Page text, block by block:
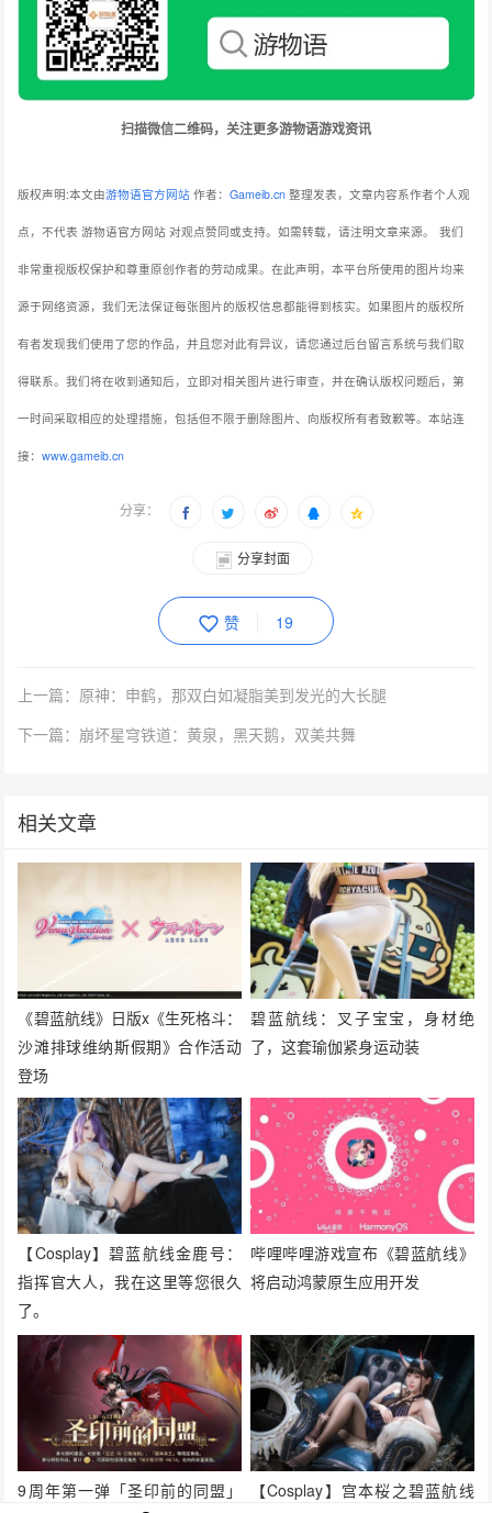
扫描微信二维码，关注更多游物语游戏资讯
版权声明:本文由游物语官方网站 作者：Gameib.cn 整理发表，文章内容系作者个人观
点，不代表 游物语官方网站 对观点赞同或支持。如需转载，请注明文章来源。 我们
非常重视版权保护和尊重原创作者的劳动成果。在此声明，本平台所使用的图片均来
源于网络资源，我们无法保证每张图片的版权信息都能得到核实。如果图片的版权所
有者发现我们使用了您的作品，并且您对此有异议，请您通过后台留言系统与我们取
得联系。我们将在收到通知后，立即对相关图片进行审查，并在确认版权问题后，第
一时间采取相应的处理措施，包括但不限于删除图片、向版权所有者致歉等。本站连
接：www.gameib.cn
分享：
分享封面
赞 19
上一篇：原神：申鹤，那双白如凝脂美到发光的大长腿
下一篇：崩坏星穹铁道：黄泉，黑天鹅，双美共舞
相关文章
《碧蓝航线》日版x《生死格斗：
沙滩排球维纳斯假期》合作活动
登场
碧蓝航线：叉子宝宝，身材绝
了，这套瑜伽紧身运动装
【Cosplay】碧蓝航线金鹿号：
指挥官大人，我在这里等您很久
了。
哔哩哔哩游戏宣布《碧蓝航线》
将启动鸿蒙原生应用开发
9周年第一弹「圣印前的同盟」
【Cosplay】宫本桜之碧蓝航线